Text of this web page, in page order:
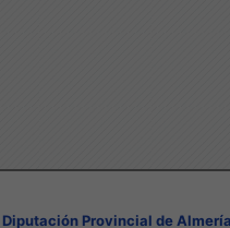
Diputación Provincial de